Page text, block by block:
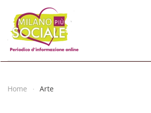
Skip to main content
Home Arte